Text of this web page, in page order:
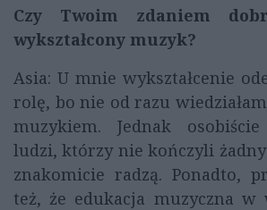
Czy Twoim zdaniem
wykształcony muzyk?
Asia: U mnie wykształcenie
rolę, bo nie od razu
muzykiem. Jednak
ludzi, którzy nie kończyli
znakomicie radzą. Ponadto,
też, że edukacja muzyczna w